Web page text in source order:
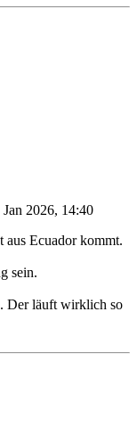
Jan 2026, 14:40
aus Ecuador kommt.
sein.
Der läuft wirklich so